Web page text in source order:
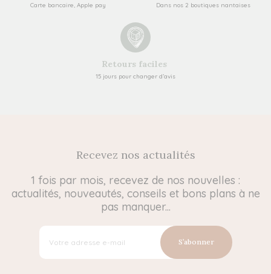
Carte bancaire, Apple pay Dans nos 2 boutiques nantaises
Retours faciles
15 jours pour changer d’avis
Recevez nos actualités
1 fois par mois, recevez de nos nouvelles :
actualités, nouveautés, conseils et bons plans à ne
pas manquer...
S’abonner